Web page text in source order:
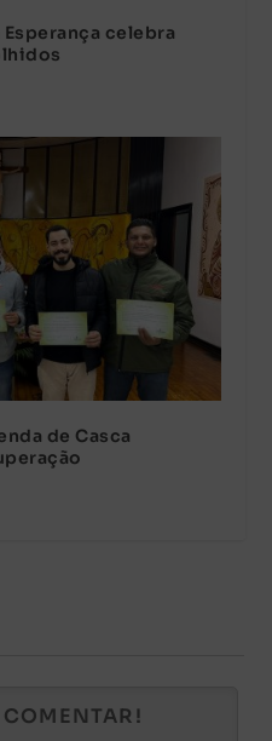
Esperança celebra
de Casca